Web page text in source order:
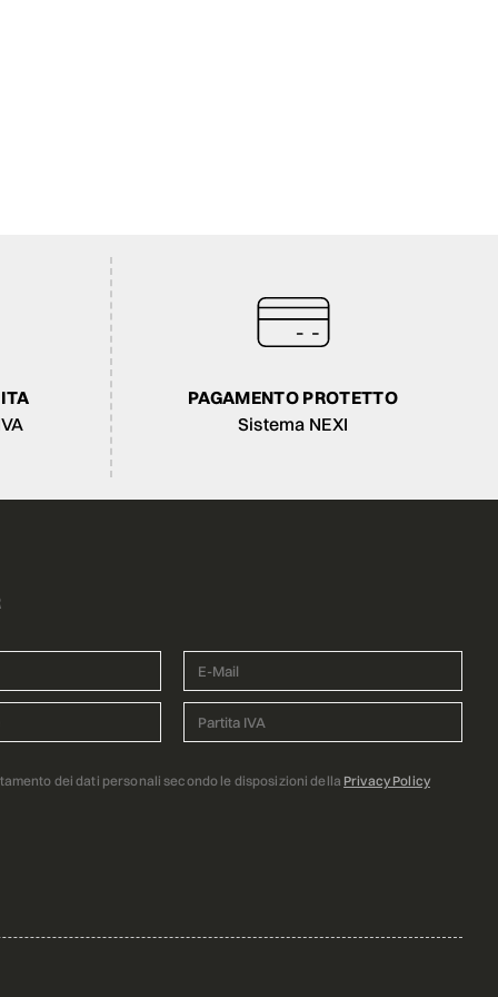
PAGAMENTO PROTETTO
Sistema NEXI
dei dati personali secondo le disposizioni della Privacy Policy